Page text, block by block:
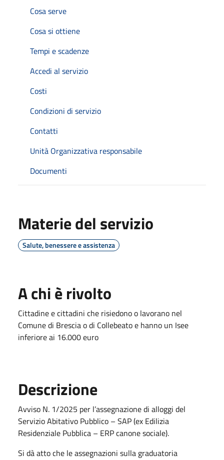
Cosa serve
Cosa si ottiene
Tempi e scadenze
Accedi al servizio
Costi
Condizioni di servizio
Contatti
Unità Organizzativa responsabile
Documenti
Materie del servizio
Salute, benessere e assistenza
A chi è rivolto
Cittadine e cittadini che risiedono o lavorano nel
Comune di Brescia o di Collebeato e hanno un Isee
inferiore ai 16.000 euro
Descrizione
Avviso N. 1/2025 per l’assegnazione di alloggi del
Servizio Abitativo Pubblico – SAP (ex Edilizia
Residenziale Pubblica – ERP canone sociale).
Si dà atto che le assegnazioni sulla graduatoria